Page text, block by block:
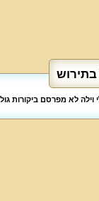
וילה לא מפרסם ביקורות